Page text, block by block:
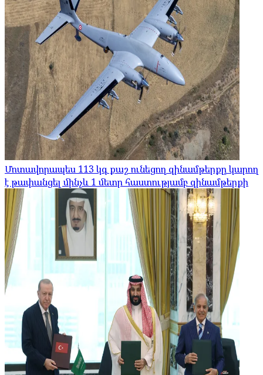
Մոտավորապես 113 կգ քաշ ունեցող զինամթերքը կարող
է թափանցել մինչև 1 մետր հաստությամբ զինամթերքի